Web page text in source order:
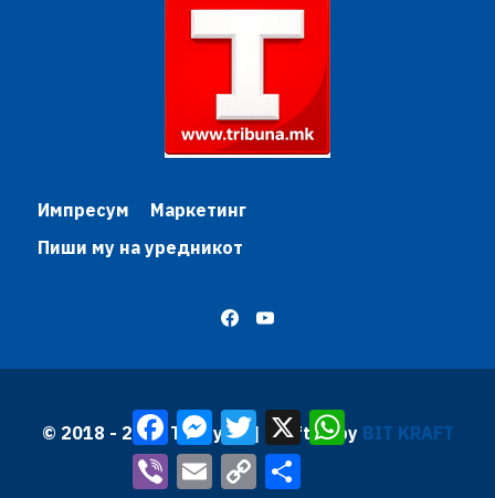
Импресум
Маркетинг
Пиши му на уредникот
© 2018 - 2026 Трибуна | Krafted by BIT KRAFT
FacebookMessenger
TwitterX
Viber
Email Copy
Link